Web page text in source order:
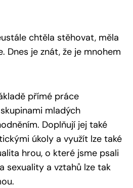
chtěla stěhovat, měla
Dnes je znát, že je mnohem
přímé práce
mladých
Doplňují jej také
úkoly a využít lze také
hrou, o které jsme psali
sexuality a vztahů lze tak